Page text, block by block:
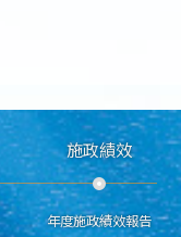
施政績效
年度施政績效報告